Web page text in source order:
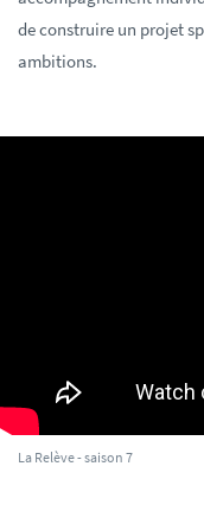
de construire un projet
ambitions.
La Relève - saison 7